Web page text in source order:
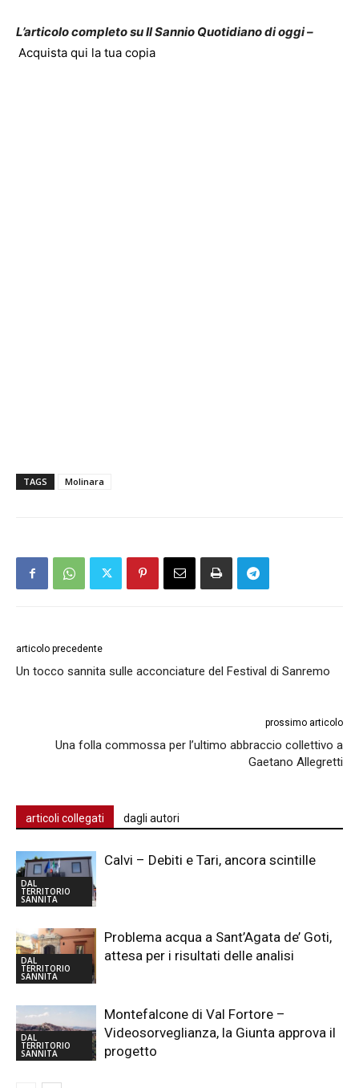
L’articolo completo su Il Sannio Quotidiano di oggi –
Acquista qui la tua copia
TAGS Molinara
articolo precedente
Un tocco sannita sulle acconciature del Festival di Sanremo
prossimo articolo
Una folla commossa per l’ultimo abbraccio collettivo a
Gaetano Allegretti
articoli collegati dagli autori
DAL
TERRITORIO
SANNITA
Calvi – Debiti e Tari, ancora scintille
DAL
TERRITORIO
SANNITA
Problema acqua a Sant’Agata de’ Goti,
attesa per i risultati delle analisi
DAL
TERRITORIO
SANNITA
Montefalcone di Val Fortore –
Videosorveglianza, la Giunta approva il
progetto